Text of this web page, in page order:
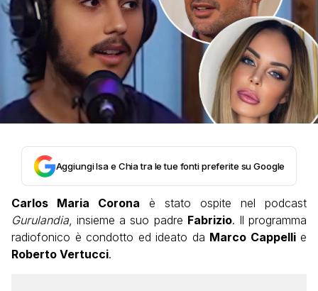
Aggiungi Isa e Chia tra le tue fonti preferite su Google
Carlos Maria Corona è stato ospite nel podcast
Gurulandia, insieme a suo padre Fabrizio. Il programma
radiofonico è condotto ed ideato da Marco Cappellie
Roberto Vertucci.